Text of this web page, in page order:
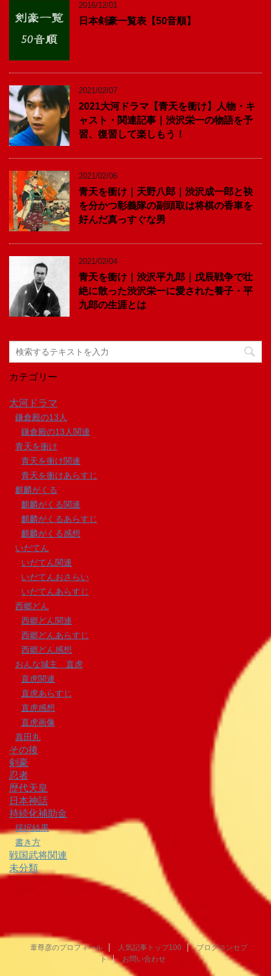
2016/12/01
日本剣豪一覧表【50音順】
2021/02/07
2021大河ドラマ【青天を衝け】人物・キ
ャスト・関連記事｜渋沢栄一の物語を予
習、復習して楽しもう！
2021/02/06
青天を衝け｜天野八郎｜渋沢成一郎と袂
を分かつ彰義隊の副頭取は将棋の香車を
好んだ真っすぐな男
2021/02/04
青天を衝け｜渋沢平九郎｜戊辰戦争で壮
絶に散った渋沢栄一に愛された養子・平
九郎の生涯とは
カテゴリー
大河ドラマ
鎌倉殿の13人
鎌倉殿の13人関連
青天を衝け
青天を衝け関連
青天を衝けあらすじ
麒麟がくる
麒麟がくる関連
麒麟がくるあらすじ
麒麟がくる感想
いだてん
いだてん関連
いだてんおさらい
いだてんあらすじ
西郷どん
西郷どん関連
西郷どんあらすじ
西郷どん感想
おんな城主 直虎
直虎関連
直虎あらすじ
直虎感想
直虎画像
真田丸
その後
剣豪
忍者
歴代天皇
日本神話
持続化補助金
採択結果
書き方
戦国武将関連
未分類
葦尊彦のプロフィール 人気記事トップ100
ブログコンセプ
ト
お問い合わせ